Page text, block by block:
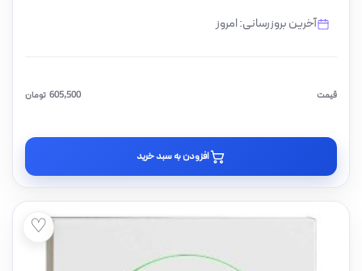
آخرین بروزرسانی: امروز
قیمت تومان 605,500
افزودن به سبد خرید
♡